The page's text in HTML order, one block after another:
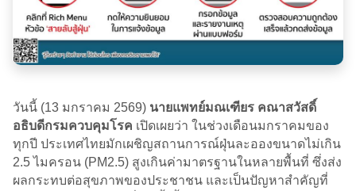
วันนี้ (13 มกราคม 2569) นายแพทย์มณเฑียร คณาสวัสดิ์
อธิบดีกรมควบคุมโรค เปิดเผยว่า ในช่วงเดือนมกราคมของ
ทุกปี ประเทศไทยมักเผชิญสถานการณ์ฝุ่นละอองขนาดไม่เกิน
2.5 ไมครอน (PM2.5) สูงเกินค่ามาตรฐานในหลายพื้นที่ ซึ่งส่ง
ผลกระทบต่อสุขภาพของประชาชน และเป็นปัญหาสำคัญที่